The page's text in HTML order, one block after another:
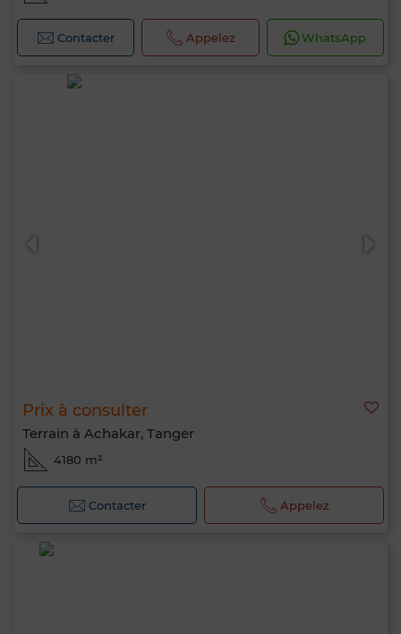
Contacter Appelez WhatsApp
Prix à consulter
Terrain à Achakar, Tanger
4180 m²
Contacter Appelez